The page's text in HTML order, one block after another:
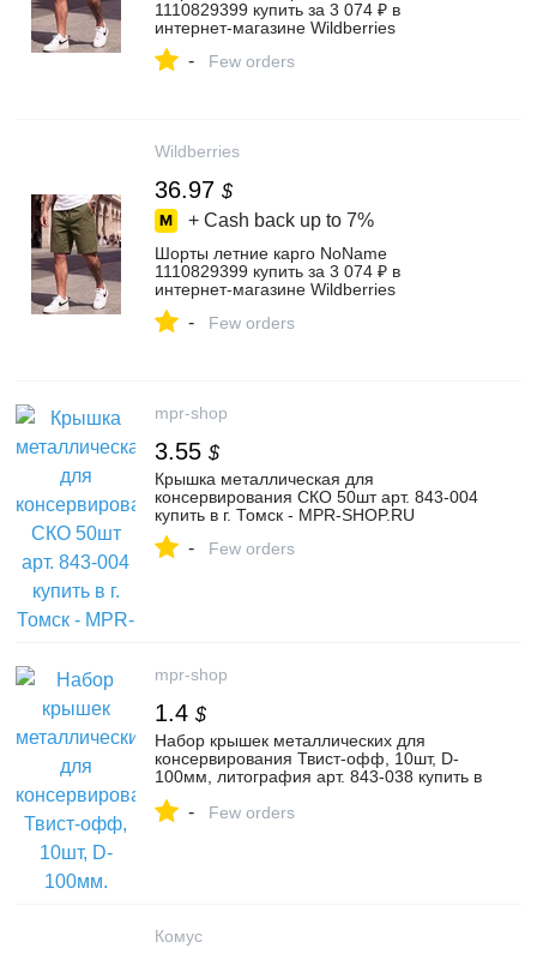
1110829399 купить за 3 074 ₽ в
интернет‑магазине Wildberries
- Few orders
Wildberries
36.97 $
+ Cash back up to 7%
Шорты летние карго NoName
1110829399 купить за 3 074 ₽ в
интернет‑магазине Wildberries
- Few orders
mpr-shop
3.55 $
Крышка металлическая для
консервирования СКО 50шт арт. 843-004
купить в г. Томск - MPR-SHOP.RU
- Few orders
mpr-shop
1.4 $
Набор крышек металлических для
консервирования Твист-офф, 10шт, D-
100мм, литография арт. 843-038 купить в
- Few orders
Комус